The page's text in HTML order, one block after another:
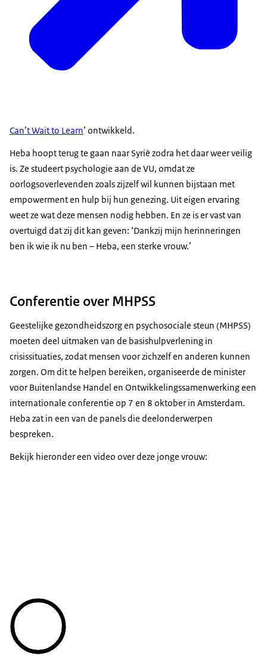
Can’t Wait to Learn’ ontwikkeld.
Heba hoopt terug te gaan naar Syrië zodra het daar weer veilig
is. Ze studeert psychologie aan de VU, omdat ze
oorlogsoverlevenden zoals zijzelf wil kunnen bijstaan met
empowerment en hulp bij hun genezing. Uit eigen ervaring
weet ze wat deze mensen nodig hebben. En ze is er vast van
overtuigd dat zij dit kan geven: ‘Dankzij mijn herinneringen
ben ik wie ik nu ben – Heba, een sterke vrouw.’
Conferentie over MHPSS
Geestelijke gezondheidszorg en psychosociale steun (MHPSS)
moeten deel uitmaken van de basishulpverlening in
crisissituaties, zodat mensen voor zichzelf en anderen kunnen
zorgen. Om dit te helpen bereiken, organiseerde de minister
voor Buitenlandse Handel en Ontwikkelingssamenwerking een
internationale conferentie op 7 en 8 oktober in Amsterdam.
Heba zat in een van de panels die deelonderwerpen
bespreken.
Bekijk hieronder een video over deze jonge vrouw: